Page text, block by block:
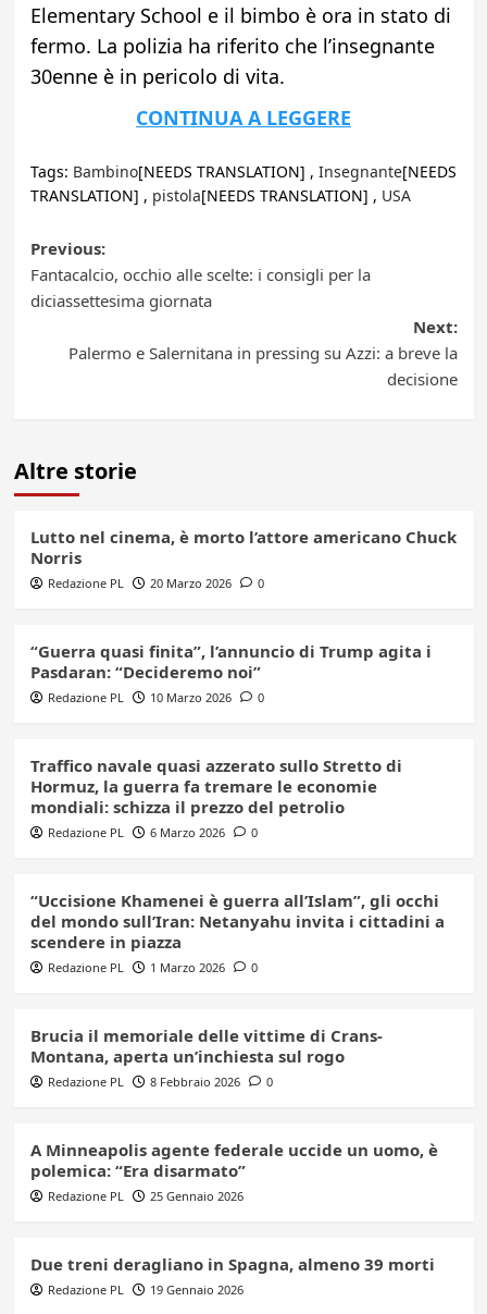
Elementary School e il bimbo è ora in stato di
fermo. La polizia ha riferito che l’insegnante
30enne è in pericolo di vita.
CONTINUA A LEGGERE
Tags: Bambino[NEEDS TRANSLATION] , Insegnante[NEEDS
TRANSLATION] , pistola[NEEDS TRANSLATION] , USA
Post
navigation
Previous:
Fantacalcio, occhio alle scelte: i consigli per la
diciassettesima giornata
Next:
Palermo e Salernitana in pressing su Azzi: a breve la
decisione
Altre storie
Lutto nel cinema, è morto l’attore americano Chuck
Norris
Redazione PL 20 Marzo 2026 0
“Guerra quasi finita”, l’annuncio di Trump agita i
Pasdaran: “Decideremo noi”
Redazione PL 10 Marzo 2026 0
Traffico navale quasi azzerato sullo Stretto di
Hormuz, la guerra fa tremare le economie
mondiali: schizza il prezzo del petrolio
Redazione PL 6 Marzo 2026 0
“Uccisione Khamenei è guerra all’Islam”, gli occhi
del mondo sull’Iran: Netanyahu invita i cittadini a
scendere in piazza
Redazione PL 1 Marzo 2026 0
Brucia il memoriale delle vittime di Crans-
Montana, aperta un’inchiesta sul rogo
Redazione PL 8 Febbraio 2026 0
A Minneapolis agente federale uccide un uomo, è
polemica: “Era disarmato”
Redazione PL 25 Gennaio 2026
Due treni deragliano in Spagna, almeno 39 morti
Redazione PL 19 Gennaio 2026